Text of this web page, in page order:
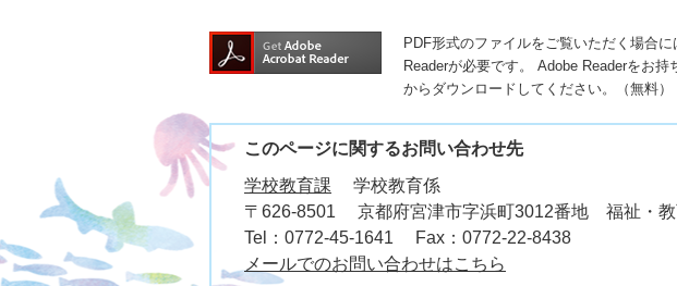
PDF形式のファイルをご覧いただく場合
Readerが必要です。
Adobe Readerをお持
からダウンロードしてください。（無料）
このページに関するお問い合わせ先
学校教育課
学校教育係
〒626-8501
京都府宮津市字浜町3012番地 福祉・
Tel：0772-45-1641
Fax：0772-22-8438
メールでのお問い合わせはこちら